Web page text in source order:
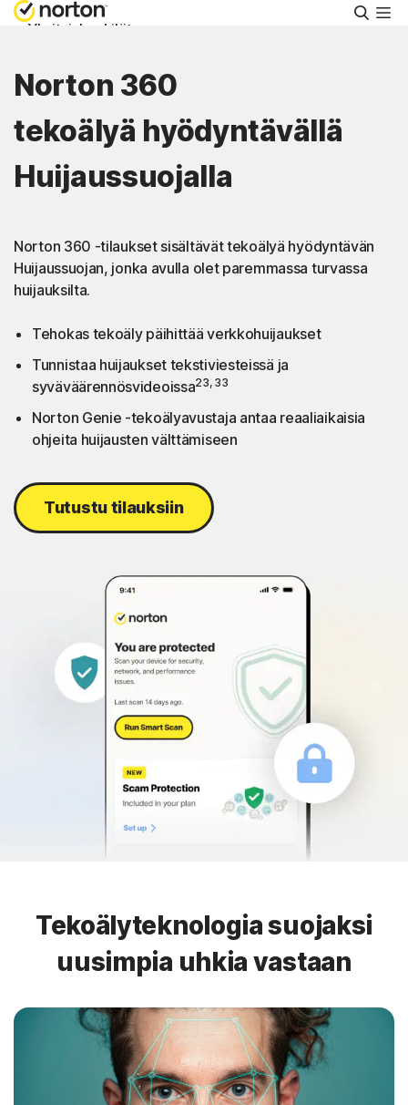
Hae
Yksityishenkilöt
Pienyritykset
Tuki
Suomi
Kirjaudu sisään
Norton 360
tekoälyä hyödyntävällä
Huijaussuojalla
Norton 360 -tilaukset sisältävät tekoälyä hyödyntävän
Huijaussuojan, jonka avulla olet paremmassa turvassa
huijauksilta.
Tehokas tekoäly päihittää verkkohuijaukset
Tunnistaa huijaukset tekstiviesteissä ja
syväväärennösvideoissa23, 33
Norton Genie -tekoälyavustaja antaa reaaliaikaisia
ohjeita huijausten välttämiseen
Tutustu tilauksiin
Tekoälyteknologia suojaksi
uusimpia uhkia vastaan